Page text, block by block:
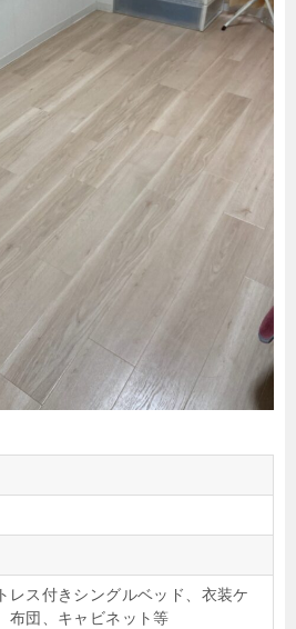
レス付きシングルベッド、衣装ケ
布団、キャビネット等